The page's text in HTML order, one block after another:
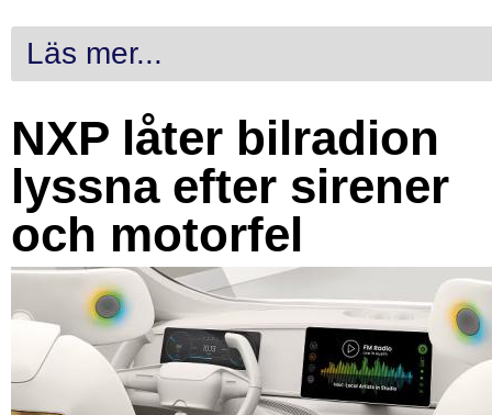
Läs mer...
NXP låter bilradion
lyssna efter sirener
och motorfel